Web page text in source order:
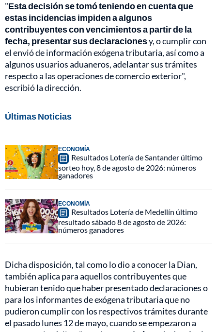
"Esta decisión se tomó teniendo en cuenta que
estas incidencias impiden a algunos
contribuyentes con vencimientos a partir de la
fecha, presentar sus declaracionesy, o cumplir con
el envió de información exógena tributaria, así como a
algunos usuarios aduaneros, adelantar sus trámites
respecto a las operaciones de comercio exterior",
escribió la dirección.
Últimas Noticias
ECONOMÍA
Resultados Lotería de Santander último
sorteo hoy, 8 de agosto de 2026: números
ganadores
ECONOMÍA
Resultados Lotería de Medellín último
resultado sábado 8 de agosto de 2026:
números ganadores
Dicha disposición, tal como lo dio a conocer la Dian,
también aplica para aquellos contribuyentes que
hubieran tenido que haber presentado declaraciones o
para los informantes de exógena tributaria que no
pudieron cumplir con los respectivos trámites durante
el pasado lunes 12 de mayo, cuando se empezaron a